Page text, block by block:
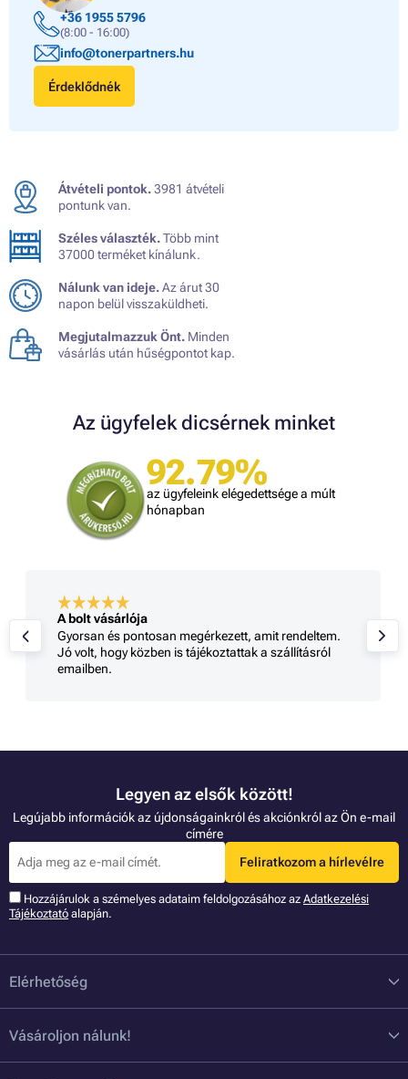
+36 1955 5796
(8:00 - 16:00)
info@tonerpartners.hu
Érdeklődnék
Átvételi pontok.3981 átvételi
pontunk van.
Széles választék.Több mint
37000 terméket kínálunk.
Nálunk van ideje.Az árut 30
napon belül visszaküldheti.
Megjutalmazzuk Önt. Minden
vásárlás után hűségpontot kap.
Az ügyfelek dicsérnek minket
92.79%
az ügyfeleink elégedettsége a múlt
hónapban
A bolt vásárlója
Gyorsan és pontosan megérkezett, amit rendeltem.
Jó volt, hogy közben is tájékoztattak a szállításról
emailben.
Legyen az elsők között!
Legújabb információk az újdonságainkról és akciónkról az Ön e-mail
címére
Feliratkozom a hírlevélre
Hozzájárulok a szémelyes adataim feldolgozásához az Adatkezelési
Tájékoztató alapján.
Elérhetőség
Vásároljon nálunk!